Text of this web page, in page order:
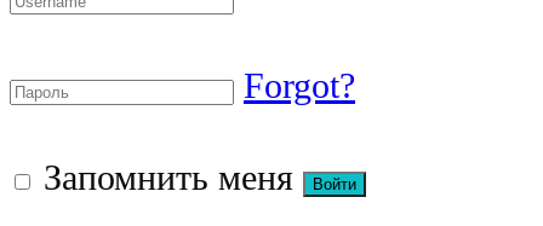
Forgot?
Запомнить меня